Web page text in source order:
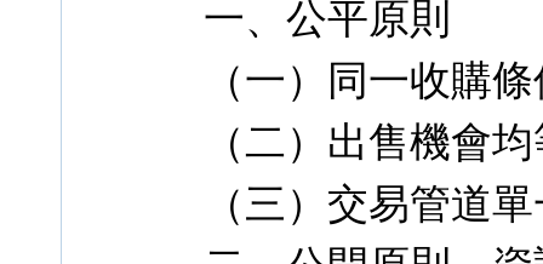
一、公平原則
（一）同一收購
（二）出售機會
（三）交易管道